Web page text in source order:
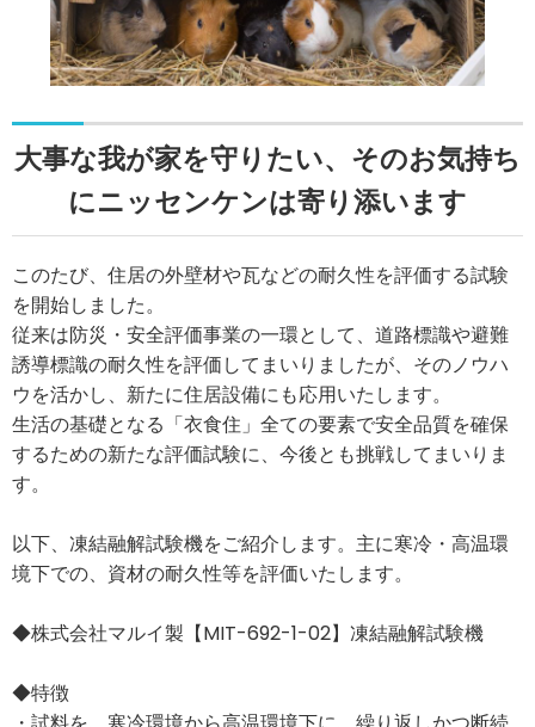
大事な我が家を守りたい、そのお気持ち
にニッセンケンは寄り添います
このたび、住居の外壁材や瓦などの耐久性を評価する試験
を開始しました。
従来は防災・安全評価事業の一環として、道路標識や避難
誘導標識の耐久性を評価してまいりましたが、そのノウハ
ウを活かし、新たに住居設備にも応用いたします。
生活の基礎となる「衣食住」全ての要素で安全品質を確保
するための新たな評価試験に、今後とも挑戦してまいりま
す。
以下、凍結融解試験機をご紹介します。主に寒冷・高温環
境下での、資材の耐久性等を評価いたします。
◆株式会社マルイ製【MIT-692-1-02】凍結融解試験機
◆特徴